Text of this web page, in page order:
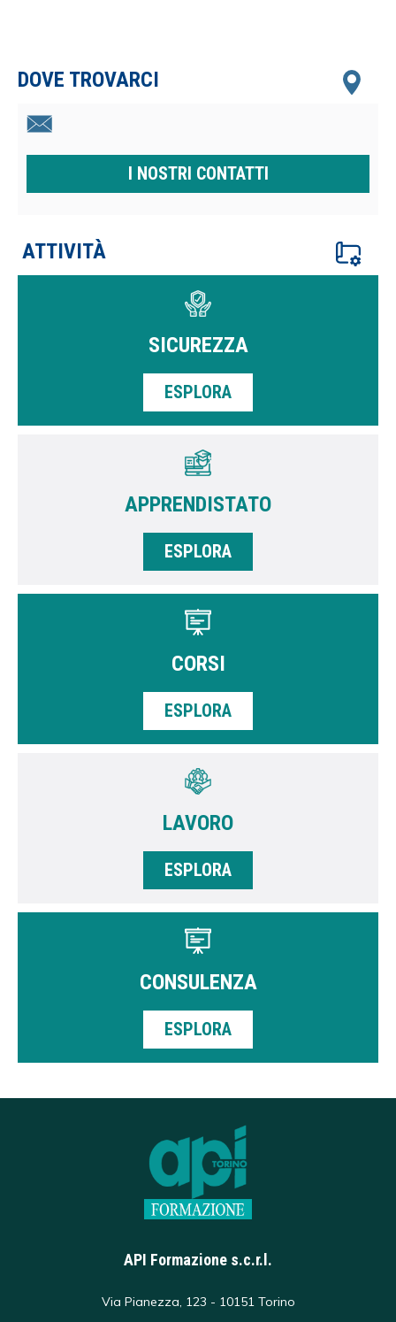
DOVE TROVARCI
I NOSTRI CONTATTI
ATTIVITÀ
SICUREZZA
ESPLORA
APPRENDISTATO
ESPLORA
CORSI
ESPLORA
LAVORO
ESPLORA
CONSULENZA
ESPLORA
API Formazione s.c.r.l.
Via Pianezza, 123 - 10151 Torino